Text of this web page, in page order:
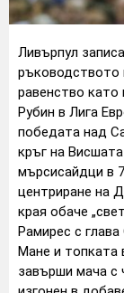
Ливърпул
ръководството
равенство
Рубин в Лига
победата над
кръг на
мърсисайдци в
центриране на
края обаче
Рамирес с
Мане и топката
завърши мача с